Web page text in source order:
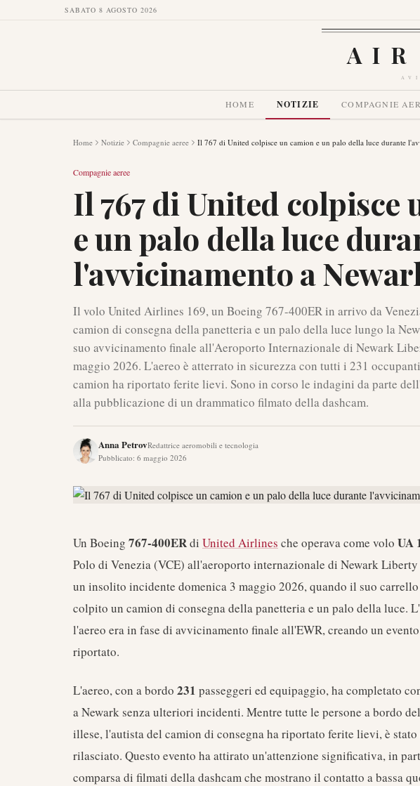
SABATO 8 AGOSTO 2026
HOME NOTIZIE COMPAGNIE
Home Notizie Compagnie aeree Il 767 di United colpisce un camion e un palo della luce durante
Compagnie aeree
Il 767 di United colpisce
e un palo della luce
l'avvicinamento a
Il volo United Airlines 169, un Boeing 767-400ER in arrivo da
camion di consegna della panetteria e un palo della luce lungo la
suo avvicinamento finale all'Aeroporto Internazionale di Newark
maggio 2026. L'aereo è atterrato in sicurezza con tutti i 231
camion ha riportato ferite lievi. Sono in corso le indagini da parte
alla pubblicazione di un drammatico filmato della dashcam.
Anna PetrovRedattrice aeromobili e tecnologia
Pubblicato: 6 maggio 2026
Un Boeing 767-400ERdi United Airlines che operava come volo UA
Polo di Venezia (VCE) all'aeroporto internazionale di Newark
un insolito incidente domenica 3 maggio 2026, quando il suo
colpito un camion di consegna della panetteria e un palo della luce.
l'aereo era in fase di avvicinamento finale all'EWR, creando un
riportato.
L'aereo, con a bordo 231 passeggeri ed equipaggio, ha completato
a Newark senza ulteriori incidenti. Mentre tutte le persone a bordo
illese, l'autista del camion di consegna ha riportato ferite lievi, è stato
rilasciato. Questo evento ha attirato un'attenzione significativa, in
comparsa di filmati della dashcam che mostrano il contatto a bassa